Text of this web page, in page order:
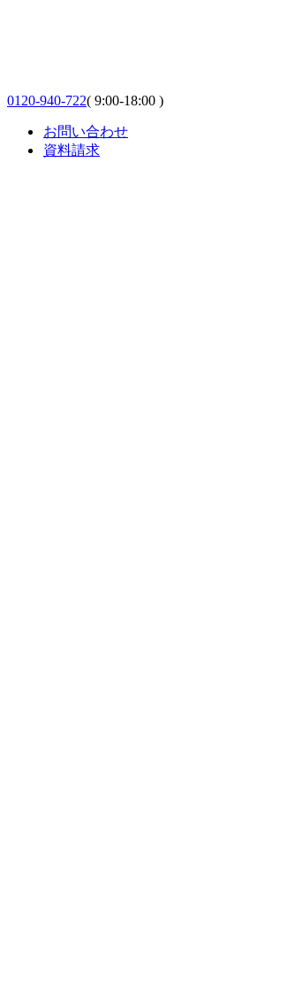
0120-940-722( 9:00-18:00 )
お問い合わせ
資料請求